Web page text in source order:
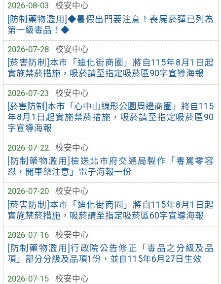
2026-08-03
校安中心
[防制藥物濫用]◆暑假出門要注意！喪屍菸彈已列為
第一級毒品！◆
2026-07-28
校安中心
[菸害防制]本市「迪化街商圈」將自115年8月1日起
實施禁菸措施，吸菸請至指定吸菸區90字宣導海報
2026-07-23
校安中心
[菸害防制]本市「心中山線形公園周邊商圈」將自115
年8月1日起實施禁菸措施，吸菸請至指定吸菸區90
字宣導海報
2026-07-22
校安中心
[防制藥物濫用]檢送北市府交通局製作「毒駕零容
忍，開車藥注意」電子海報一份
2026-07-20
校安中心
[菸害防制]本市「迪化街商圈」將自115年8月1日起
實施禁菸措施，吸菸請至指定吸菸區60字宣導海報
2026-07-16
校安中心
[防制藥物濫用]行政院公告修正「毒品之分級及品
項」部分分級及品項1份，並自115年6月27日生效
2026-07-15
校安中心